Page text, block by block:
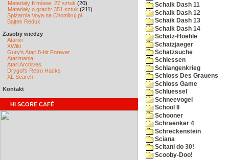
Materiały firmowe: 27 sztuk (20)
Materiały o grach: 351 sztuk (211)
Spiżarnia Voya na Chomikuj.pl
Bajtek Redux
Zasoby wiedzy
Atariki
XWiki
Gury's Atari 8-bit Forever
Atarimania
Atari Archives
Drygol's Retro Hacks
XL Search
Kontakt
HI SCORE CAFÉ
Schaik Dash 11
Schaik Dash 12
Schaik Dash 13
Schaik Dash 14
Schatz-Hoehle
Schatzjaeger
Schatzsuche
Schiessen
Schlangenkrieg
Schloss Des Grauens
Schloss Game
Schluessel
Schneevogel
School II
Schooner
Schraenker 4
Schreckenstein
Sciana
Scitani do 30!
Scooby-Doo!